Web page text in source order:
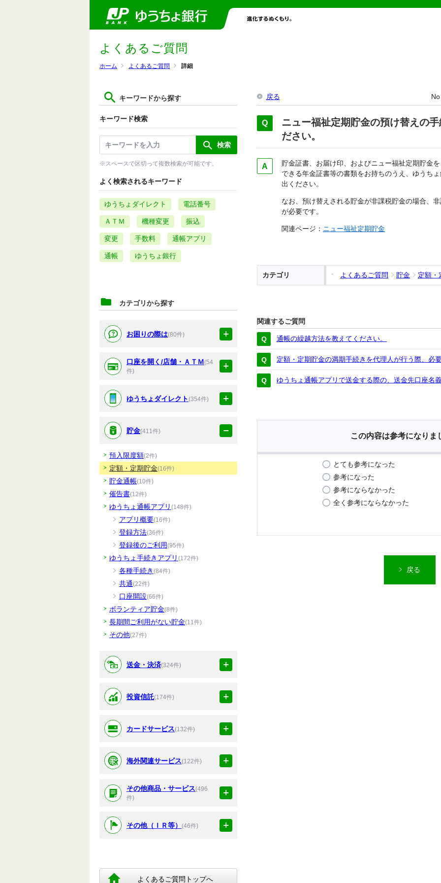
ホーム よくあるご質問 詳細
よくあるご質問
キーワードから探す
キーワード検索
※スペースで区切って複数検索が可能です。
よく検索されるキーワード
ゆうちょダイレクト 電話番号
ＡＴＭ 機種変更 振込
変更 手数料 通帳アプリ
通帳 ゆうちょ銀行
カテゴリから探す
お困りの際は(80件)
口座を開く/店舗・ＡＴＭ(54
件)
ゆうちょダイレクト(354件)
貯金(411件)
預入限度額(2件)
定額・定期貯金(16件)
貯金通帳(10件)
催告書(12件)
ゆうちょ通帳アプリ (148件)
アプリ概要(16件)
登録方法(36件)
登録後のご利用(95件)
ゆうちょ手続きアプリ (172件)
各種手続き (84件)
共通(22件)
口座開設(66件)
ボランティア貯金(8件)
長期間ご利用がない貯金(11件)
その他(27件)
送金・決済(324件)
投資信託(174件)
カードサービス(132件)
海外関連サービス(122件)
その他商品・サービス(496
件)
その他（ＩＲ等） (46件)
よくあるご質問トップへ
戻る No
ニュー福祉定期貯金の預け替えの
ださい。
貯金証書、お届け印、およびニュー福祉定期貯金
できる年金証書等の書類をお持ちのうえ、ゆうち
出ください。
なお、預け替えされる貯金が非課税貯金の場合、
が必要です。
関連ページ： ニュー福祉定期貯金
カテゴリ よくあるご質問 貯金 定額・
関連するご質問
通帳の繰越方法を教えてください。
定額・定期貯金の満期手続きを代理人が行う際、必
ゆうちょ通帳アプリで送金する際の、送金先口座名
この内容は参考になりま
とても参考になった
参考になった
参考にならなかった
全く参考にならなかった
戻る